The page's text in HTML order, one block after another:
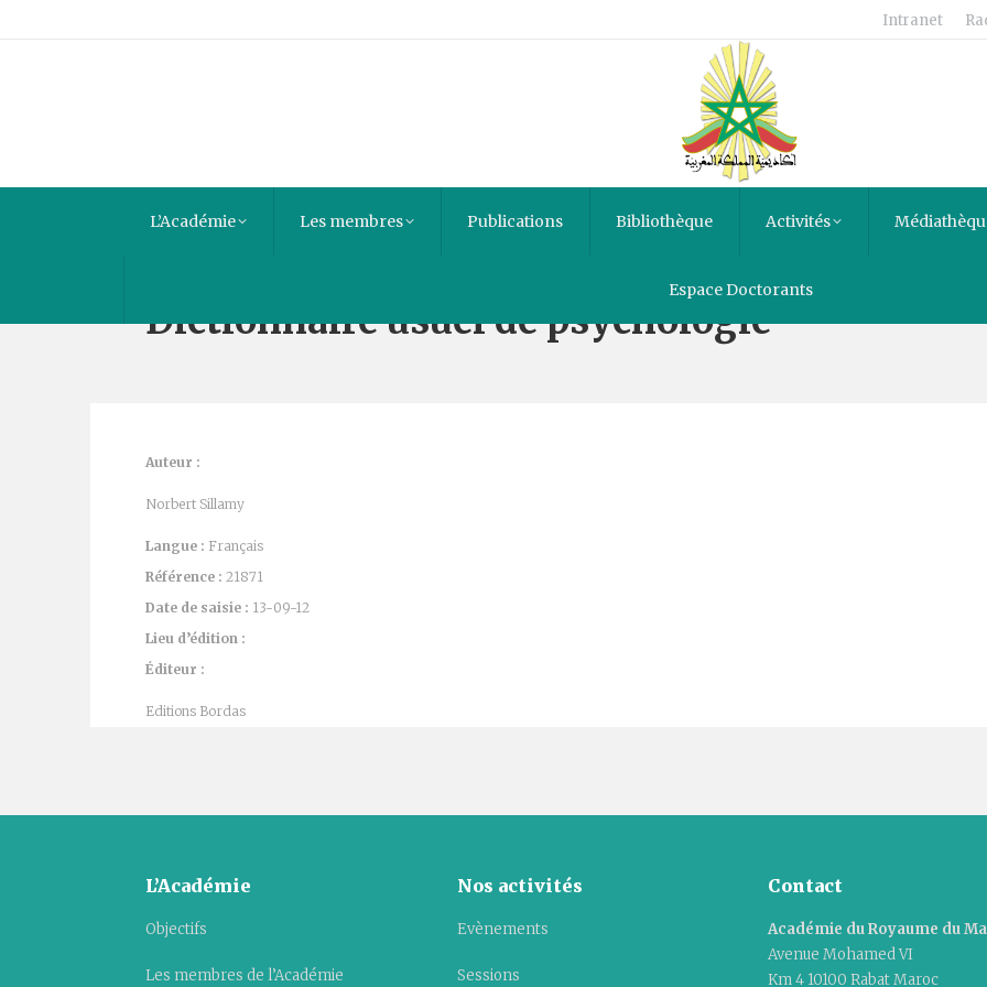
Intranet
L’Académie Les membres Publications Bibliothèque Activités
Espace Doctorants
Dictionnaire usuel de psychologie
Auteur :
Norbert Sillamy
Langue : Français
Référence : 21871
Date de saisie : 13-09-12
Lieu d’édition :
Éditeur :
Editions Bordas
L’Académie
Objectifs
Les membres de l’Académie
Nos activités
Evènements
Sessions
Contact
Académie du Royaume du
Avenue Mohamed VI
Km 4 10100 Rabat Maroc